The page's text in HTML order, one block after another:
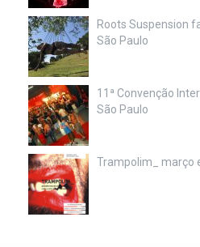
Roots Suspension
São Paulo
11ª Convenção
São Paulo
Trampolim_ março